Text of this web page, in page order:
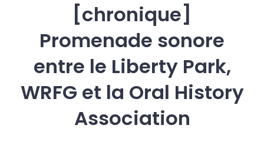
[chronique]
Promenade sonore
entre le Liberty Park,
WRFG et la Oral History
Association